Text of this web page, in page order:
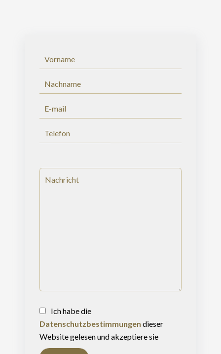
Ich habe die
Datenschutzbestimmungen dieser
Website gelesen und akzeptiere sie